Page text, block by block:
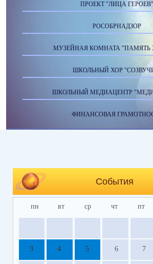
ПРОЕКТ "ЛИЦА ГЕРОЕВ"
РОСОБРНАДЗОР
МУЗЕЙНАЯ КОМНАТА "ПАМЯТЬ
ШКОЛЬНЫЙ ХОР
ШКОЛЬНЫЙ МЕДИАЦЕНТР
ФИНАНСОВАЯ
События
пн вт ср чт пт
3 4 5 6 7